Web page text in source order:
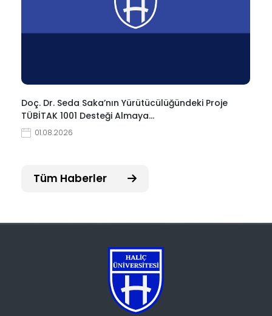
Doç. Dr. Seda Saka’nın Yürütücülüğündeki Proje
TÜBİTAK 1001 Desteği Almaya…
01.08.2026
Tüm Haberler